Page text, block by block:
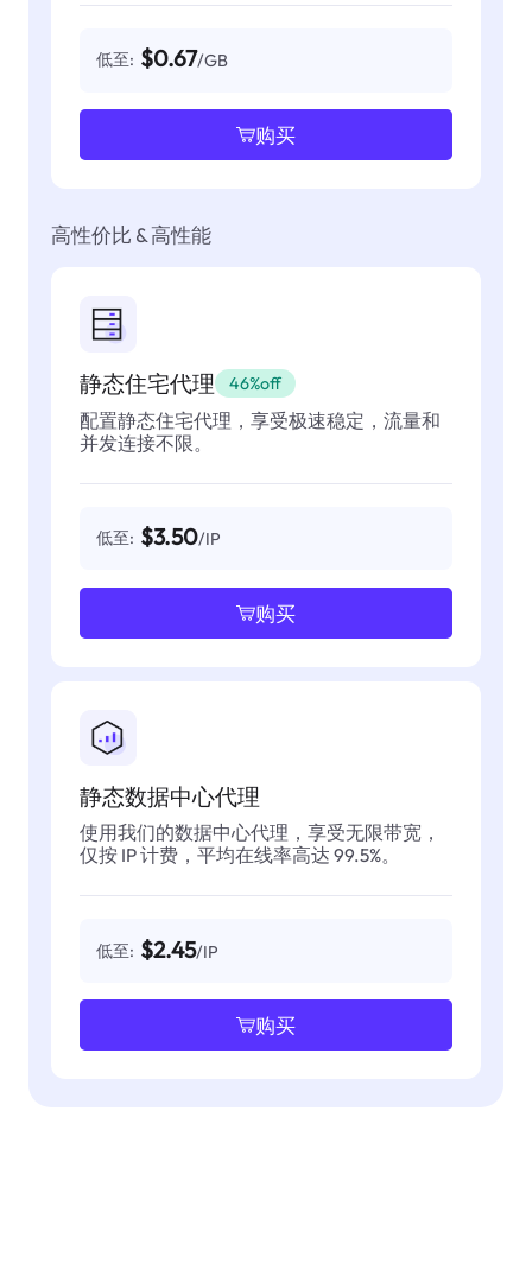
低至: $0.67/GB
购买
高性价比 & 高性能
静态住宅代理 46%off
配置静态住宅代理，享受极速稳定，流量和
并发连接不限。
低至: $3.50/IP
购买
静态数据中心代理
使用我们的数据中心代理，享受无限带宽，
仅按 IP 计费，平均在线率高达 99.5%。
低至: $2.45/IP
购买